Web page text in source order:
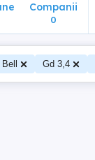
Companii
0
Bell Gd 3,4